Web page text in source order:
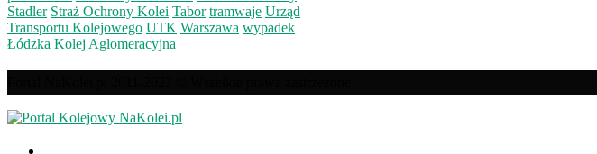
Stadler Straż Ochrony Kolei Tabor tramwaje Urząd
Transportu Kolejowego UTK Warszawa wypadek
Łódzka Kolej Aglomeracyjna